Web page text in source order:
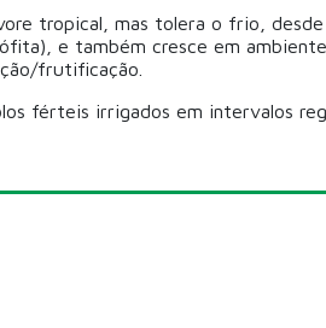
tropical, mas tolera o frio,
e também cresce em
frutificação.
férteis irrigados em intervalos